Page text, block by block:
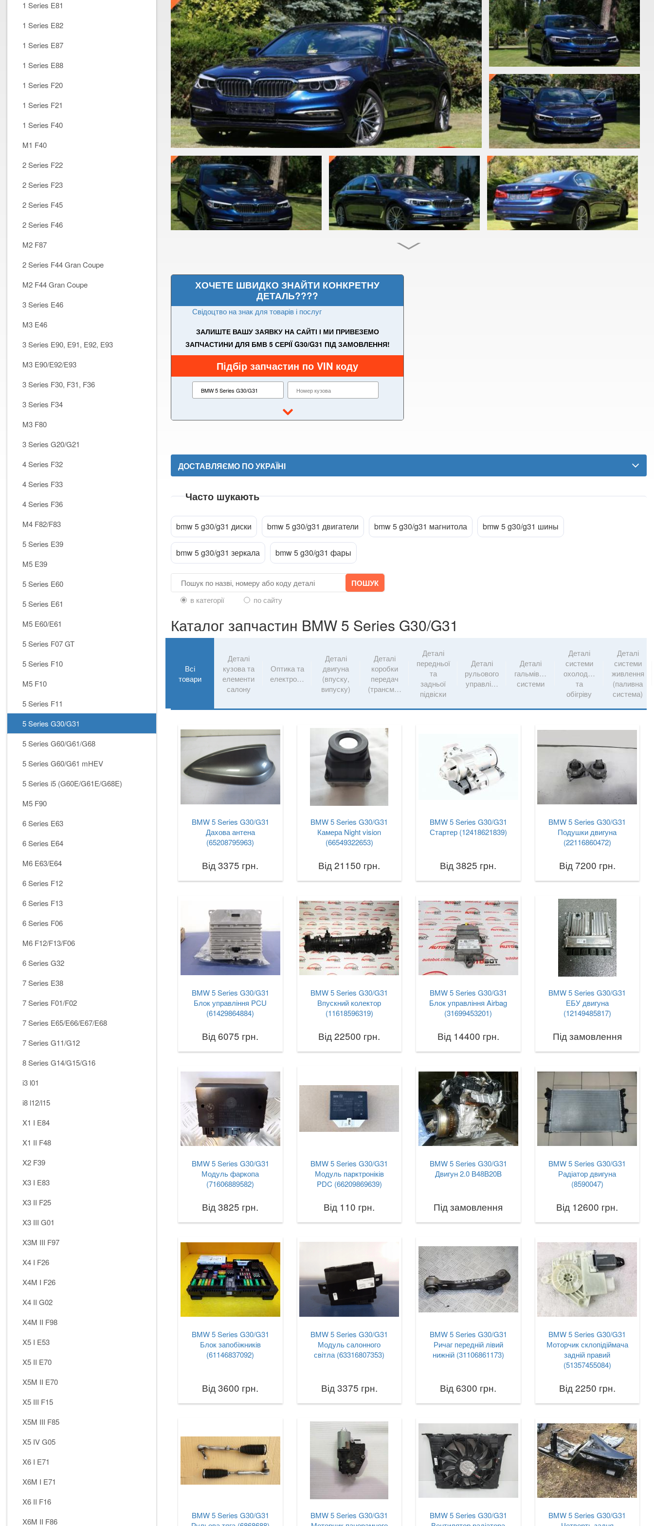
1 Series E81
1 Series E82
1 Series E87
1 Series E88
1 Series F20
1 Series F21
1 Series F40
M1 F40
2 Series F22
2 Series F23
2 Series F45
2 Series F46
M2 F87
2 Series F44 Gran Coupe
M2 F44 Gran Coupe
3 Series E46
M3 E46
3 Series E90, E91, E92, E93
M3 E90/E92/E93
3 Series F30, F31, F36
3 Series F34
M3 F80
3 Series G20/G21
4 Series F32
4 Series F33
4 Series F36
M4 F82/F83
5 Series E39
M5 E39
5 Series E60
5 Series E61
M5 E60/E61
5 Series F07 GT
5 Series F10
M5 F10
5 Series F11
5 Series G30/G31
5 Series G60/G61/G68
5 Series G60/G61 mHEV
5 Series i5 (G60E/G61E/G68E)
M5 F90
6 Series E63
6 Series E64
M6 E63/E64
6 Series F12
6 Series F13
6 Series F06
M6 F12/F13/F06
6 Series G32
7 Series E38
7 Series F01/F02
7 Series E65/E66/E67/E68
7 Series G11/G12
8 Series G14/G15/G16
i3 l01
i8 l12/l15
X1 I E84
X1 II F48
X2 F39
X3 I E83
X3 II F25
X3 III G01
X3M III F97
X4 I F26
X4M I F26
X4 II G02
X4M II F98
X5 I E53
X5 II E70
X5M II E70
X5 III F15
X5M III F85
X5 IV G05
X6 I E71
X6M I E71
X6 II F16
X6M II F86
ХОЧЕТЕ ШВИДКО ЗНАЙТИ КОНКРЕТНУ
ДЕТАЛЬ????
Свідоцтво на знак для товарів і послуг
ЗАЛИШТЕ ВАШУ ЗАЯВКУ НА САЙТІ І МИ ПРИВЕЗЕМО
ЗАПЧАСТИНИ ДЛЯ БМВ 5 СЕРІЇ G30/G31 ПІД ЗАМОВЛЕННЯ!
Підбір запчастин по VIN коду
attach_fileПрикріпити файл
ДОСТАВЛЯЄМО ПО УКРАЇНІ
Часто шукають
bmw 5 g30/g31 диски bmw 5 g30/g31 двигатели bmw 5 g30/g31 магнитола bmw 5 g30/g31 шины
bmw 5 g30/g31 зеркала bmw 5 g30/g31 фары
в категорії по сайту
Каталог запчастин BMW 5 Series G30/G31
Всі
товари
Деталі
кузова та
елементи
салону
Оптика та
електрообладнання
Деталі
двигуна
(впуску,
випуску)
Деталі
коробки
передач
(трансмісії)
Деталі
передньої
та
задньої
підвіски
Деталі
рульового
управління
Деталі
гальмівної
системи
Деталі
системи
охолодження
та
обігріву
Деталі
системи
живлення
(паливна
система)
BMW 5 Series G30/G31
Дахова антена
(65208795963)
Від 3375 грн.
BMW 5 Series G30/G31
Камера Night vision
(66549322653)
Від 21150 грн.
BMW 5 Series G30/G31
Стартер (12418621839)
Від 3825 грн.
BMW 5 Series G30/G31
Подушки двигуна
(22116860472)
Від 7200 грн.
BMW 5 Series G30/G31
Блок управління PCU
(61429864884)
Від 6075 грн.
BMW 5 Series G30/G31
Впускний колектор
(11618596319)
Від 22500 грн.
BMW 5 Series G30/G31
Блок управління Airbag
(31699453201)
Від 14400 грн.
BMW 5 Series G30/G31
ЕБУ двигуна
(12149485817)
Під замовлення
BMW 5 Series G30/G31
Модуль фаркопа
(71606889582)
Від 3825 грн.
BMW 5 Series G30/G31
Модуль парктроніків
PDC (66209869639)
Від 110 грн.
BMW 5 Series G30/G31
Двигун 2.0 B48B20B
Під замовлення
BMW 5 Series G30/G31
Радіатор двигуна
(8590047)
Від 12600 грн.
BMW 5 Series G30/G31
Блок запобіжників
(61146837092)
Від 3600 грн.
BMW 5 Series G30/G31
Модуль салонного
світла (63316807353)
Від 3375 грн.
BMW 5 Series G30/G31
Ричаг передній лівий
нижній (31106861173)
Від 6300 грн.
BMW 5 Series G30/G31
Моторчик склопідіймача
задній правий
(51357455084)
Від 2250 грн.
BMW 5 Series G30/G31
BMW 5 Series G30/G31
BMW 5 Series G30/G31
BMW 5 Series G30/G31